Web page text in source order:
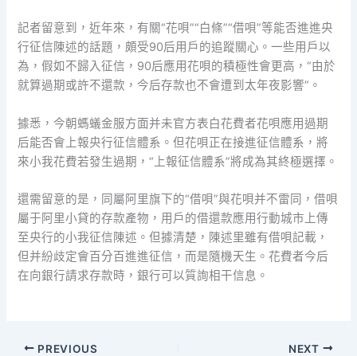
記者留意到，近年來，有關“花唄”“白條”“借唄”等能否進進央
行征信陳述的話題，頗受90后用戶的追蹤關心。一些用戶以
為，假如不歸入征信，90后應用花唄的積極性會更高，“由於
就算過期或許不還款，今后存款也不會遭到太年夜影響”。
據悉，今朝螞蟻金服方面并未官方表白花費者花唄應用過期
后能否會上報央行征信體系。但花唄正在接進征信體系，將
來小我花費若發生過期，“上報征信體系”將成為其終極選擇。
還需留意的是，同屬阿里旗下的“借唄”與花唄并不雷同，借唄
屬于阿里小貸的存款產物，用戶的借還款應用行動城市上傳
至央行的小我征信陳述。但據清楚，陳述里雖有借唄記載，
但并紛歧定會百分百進進征信，而是隨機天生。花費者今后
在向銀行請求存款時，銀行可以質詢相干信息。
PREVIOUS NEXT